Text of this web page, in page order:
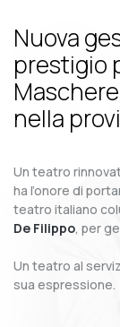
Nuova
prestigio
nella
Un teatro
ha l’onore di
teatro italiano
De Filippo, per
Un teatro al
sua espressione.